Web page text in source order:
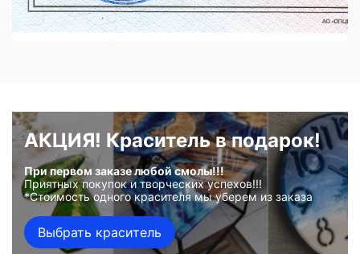
АКЦИЯ! Краситель в подарок!
При первом заказе любой смолы!!!
Приятных покупок и творческих успехов!!!
*Стоимость одного красителя мы уберем из заказа
Выбрать краситель